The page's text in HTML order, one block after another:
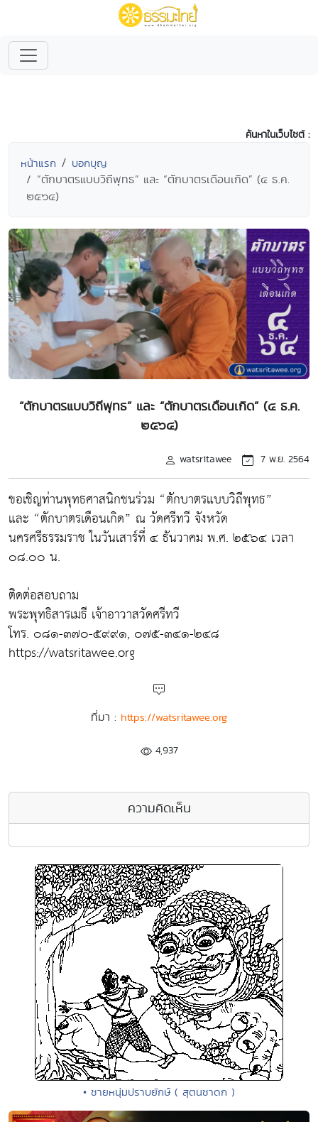
ค้นหาในเว็บไซต์ :
หน้าแรก บอกบุญ
“ตักบาตรแบบวิถีพุทธ” และ “ตักบาตรเดือนเกิด” (๔ ธ.ค.
๒๕๖๔)
“ตักบาตรแบบวิถีพุทธ” และ “ตักบาตรเดือนเกิด” (๔ ธ.ค.
๒๕๖๔)
watsritawee 7 พ.ย. 2564
ขอเชิญท่านพุทธศาสนิกชนร่วม “ตักบาตรแบบวิถีพุทธ”
และ “ตักบาตรเดือนเกิด” ณ วัดศรีทวี จังหวัด
นครศรีธรรมราช ในวันเสาร์ที่ ๔ ธันวาคม พ.ศ. ๒๕๖๔ เวลา
๐๘.๐๐ น.
ติดต่อสอบถาม
พระพุทธิสารเมธี เจ้าอาวาสวัดศรีทวี
โทร. ๐๘๑-๓๗๐-๕๙๙๑, ๐๗๕-๓๔๑-๒๔๘
https://watsritawee.org
ที่มา : https://watsritawee.org
4,937
ความคิดเห็น
• ชายหนุ่มปราบยักษ์ ( สุตนชาดก )